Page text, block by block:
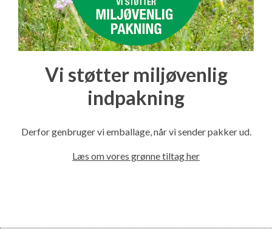
Vi støtter miljøvenlig
indpakning
Derfor genbruger vi emballage, når vi sender pakker ud.
Læs om vores grønne tiltag her